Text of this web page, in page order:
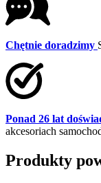
Chętnie doradzimy
Ponad 26 lat
akcesoriach
Produkty